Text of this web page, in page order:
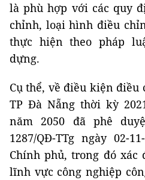
là phù hợp với các quy
chỉnh, loại hình điều
thực hiện theo pháp
dựng.
Cụ thể, về điều kiện điều
TP Đà Nẵng thời kỳ
năm 2050 đã phê
1287/QĐ-TTg ngày 02-
Chính phủ, trong đó
lĩnh vực công nghiệp